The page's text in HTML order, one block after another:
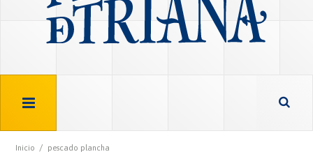
Inicio / pescado plancha